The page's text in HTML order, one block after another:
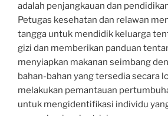
adalah penjangkauan dan
Petugas kesehatan dan relawan
tangga untuk mendidik keluarga
gizi dan memberikan panduan
menyiapkan makanan seimbang
bahan-bahan yang tersedia secara
melakukan pemantauan
untuk mengidentifikasi individu